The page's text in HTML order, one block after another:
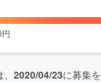
円
2020/04/23に募集